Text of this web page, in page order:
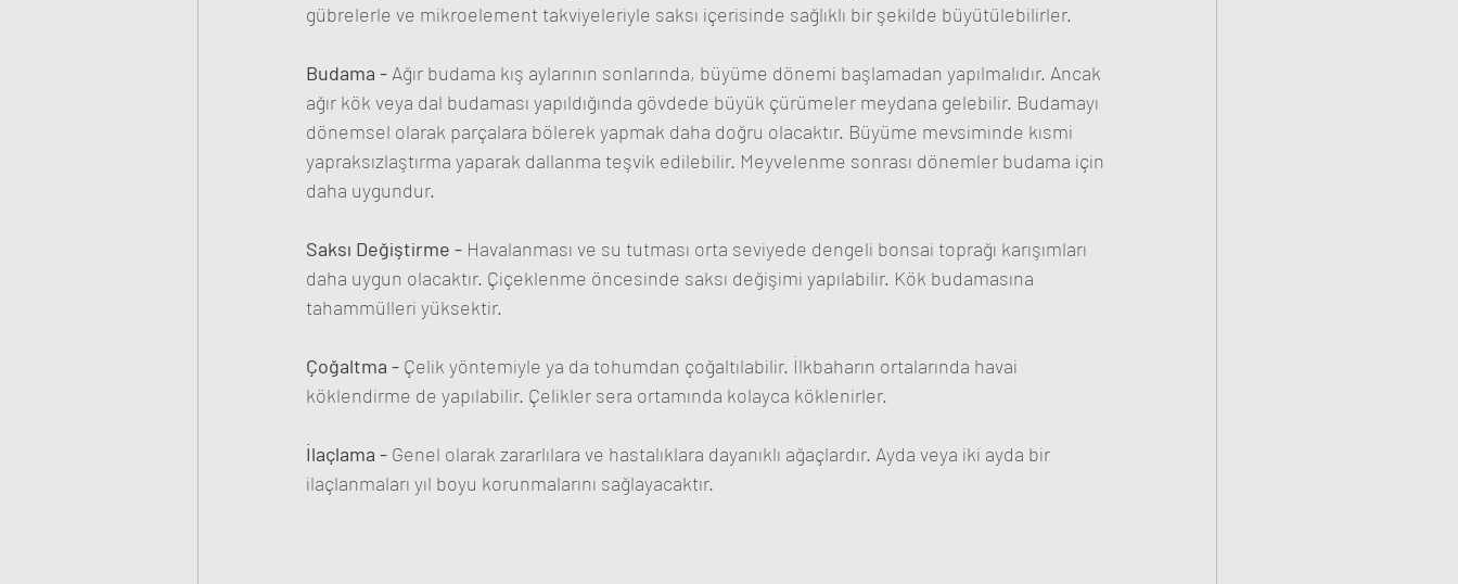
gübrelerle ve mikroelement takviyeleriyle saksı içerisinde sağlıklı bir şekilde büyütülebilirler.
Budama - Ağır budama kış aylarının sonlarında, büyüme dönemi başlamadan yapılmalıdır. Ancak
ağır kök veya dal budaması yapıldığında gövdede büyük çürümeler meydana gelebilir. Budamayı
dönemsel olarak parçalara bölerek yapmak daha doğru olacaktır. Büyüme mevsiminde kısmi
yapraksızlaştırma yaparak dallanma teşvik edilebilir. Meyvelenme sonrası dönemler budama için
daha uygundur.
Saksı Değiştirme - Havalanması ve su tutması orta seviyede dengeli bonsai toprağı karışımları
daha uygun olacaktır. Çiçeklenme öncesinde saksı değişimi yapılabilir. Kök budamasına
tahammülleri yüksektir.
Çoğaltma - Çelik yöntemiyle ya da tohumdan çoğaltılabilir. İlkbaharın ortalarında havai
köklendirme de yapılabilir. Çelikler sera ortamında kolayca köklenirler.
İlaçlama - Genel olarak zararlılara ve hastalıklara dayanıklı ağaçlardır. Ayda veya iki ayda bir
ilaçlanmaları yıl boyu korunmalarını sağlayacaktır.